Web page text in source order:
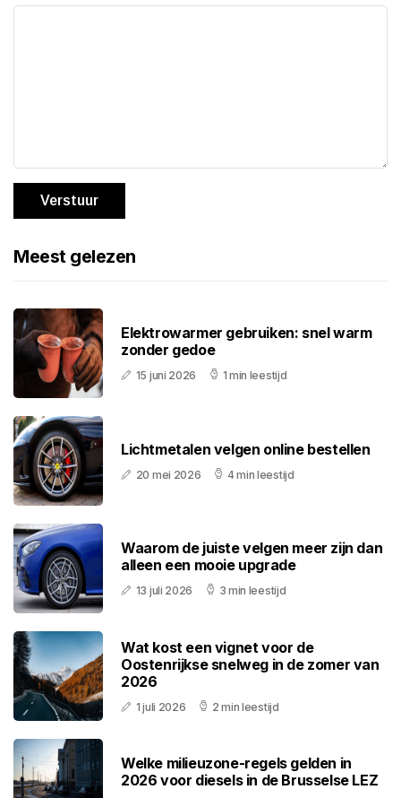
Verstuur
Meest gelezen
Elektrowarmer gebruiken: snel warm
zonder gedoe
15 juni 2026 1 min leestijd
Lichtmetalen velgen online bestellen
20 mei 2026 4 min leestijd
Waarom de juiste velgen meer zijn dan
alleen een mooie upgrade
13 juli 2026 3 min leestijd
Wat kost een vignet voor de
Oostenrijkse snelweg in de zomer van
2026
1 juli 2026 2 min leestijd
Welke milieuzone-regels gelden in
2026 voor diesels in de Brusselse LEZ